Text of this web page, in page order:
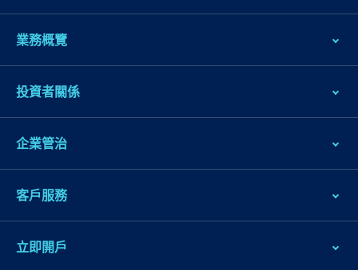
業務概覽
投資者關係
企業管治
客戶服務
立即開戶